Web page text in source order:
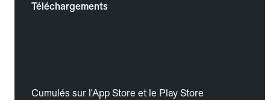
Téléchargements
Cumulés sur l'App Store et le Play Store